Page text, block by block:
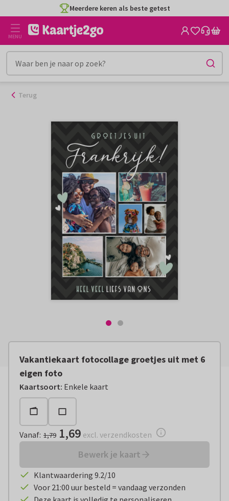
naar
inhoud
Meerdere keren als beste getest
MENU
Terug
Vakantiekaart fotocollage groetjes uit met 6
eigen foto
Kaartsoort: Enkele kaart
Vanaf: € 1,69 excl. verzendkosten
Vanaf: 1,79 1,69 excl. verzendkosten
Bewerk je kaart
Klantwaardering 9.2/10
Voor 21:00 uur besteld = vandaag verzonden